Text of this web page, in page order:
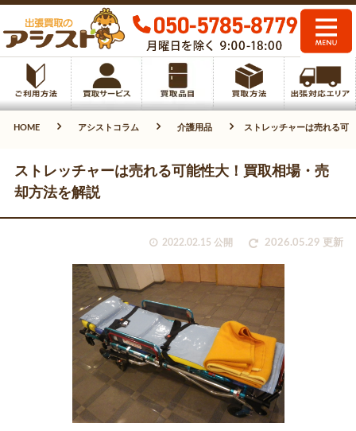
HOME アシストコラム 介護用品 ストレッチャーは売れる可
ストレッチャーは売れる可能性大！買取相場・売
却方法を解説
2022.02.15 公開 2026.05.29 更新